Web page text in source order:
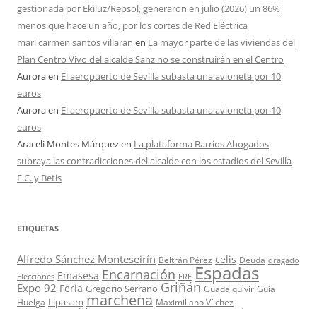
gestionada por Ekiluz/Repsol, generaron en julio (2026) un 86%
menos que hace un año, por los cortes de Red Eléctrica
mari carmen santos villaran en La mayor parte de las viviendas del
Plan Centro Vivo del alcalde Sanz no se construirán en el Centro
Auroraen El aeropuerto de Sevilla subasta una avioneta por 10
euros
Auroraen El aeropuerto de Sevilla subasta una avioneta por 10
euros
Araceli Montes Márquezen La plataforma Barrios Ahogados
subraya las contradicciones del alcalde con los estadios del Sevilla
F.C. y Betis
ETIQUETAS
Alfredo Sánchez Monteseirín Beltrán Pérez celis Deuda dragado
Elecciones Emasesa Encarnación ERE Espadas
Expo 92 Feria Gregorio Serrano Griñán Guadalquivir Guía
Huelga Lipasam marchena Maximiliano Vílchez